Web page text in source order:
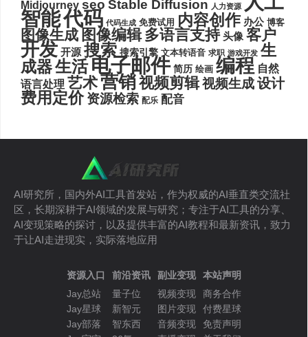
Midjourney seo Stable Diffusion 人力资源
智能代码 代码生成 免费试用 内容创作 办公 博客
图像生成 图像编辑 多语言支持 头像 客户
开发 开源 搜索 搜索引擎 文本转语音 求职 游戏开发 生
成器生活电子邮件 简历 绘画 编程 自然
语言处理 艺术营销视频剪辑视频生成设计
费用定价 资源检索 配乐 配音
AI研究所，国内外AI工具首发站，作为权威的AI垂直类交流社
区，长期深耕于AI领域的发展与研究；专注于AI工具的分享、
AI变现策略的探讨，以及提供丰富的AI教程和最新资讯，致力
于让AI走进现实，实际落地应用
资源入口
Jay总站
Jay星球
Jay部落
前沿资讯
量子位
新智元
智东西
副业变现
视频变现
图片变现
音频变现
本站声明
商务合作
付费星球
免责声明